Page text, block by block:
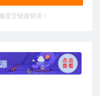
提交链接错误！